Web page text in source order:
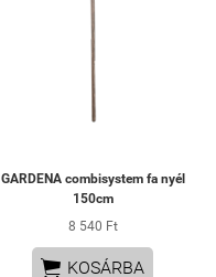
GARDENA combisystem fa nyél
150cm
8 540 Ft
 KOSÁRBA